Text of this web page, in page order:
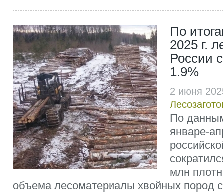
По
2025 г.
России
1.9%
2 июня
По
январе-
млн
объема лесоматериалы хвойных пород